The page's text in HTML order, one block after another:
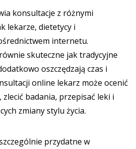
konsultacje z różnymi
lekarze, dietetycy i
internetu.
skuteczne jak tradycyjne
oszczędzają czas i
online lekarz może ocenić
badania, przepisać leki i
zmiany stylu życia.
przydatne w